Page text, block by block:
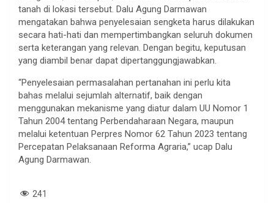
tanah di lokasi tersebut. Dalu Agung Darmawan
mengatakan bahwa penyelesaian sengketa harus dilakukan
secara hati-hati dan mempertimbangkan seluruh dokumen
serta keterangan yang relevan. Dengan begitu, keputusan
yang diambil benar dapat dipertanggungjawabkan.
“Penyelesaian permasalahan pertanahan ini perlu kita
bahas melalui sejumlah alternatif, baik dengan
menggunakan mekanisme yang diatur dalam UU Nomor 1
Tahun 2004 tentang Perbendaharaan Negara, maupun
melalui ketentuan Perpres Nomor 62 Tahun 2023 tentang
Percepatan Pelaksanaan Reforma Agraria,” ucap Dalu
Agung Darmawan.
241